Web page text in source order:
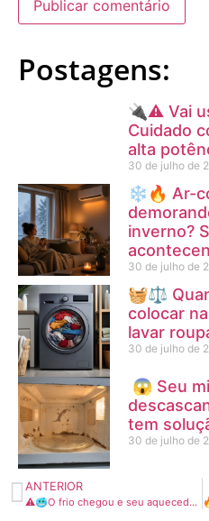
Postagens:
🔌⚠️ Vai
Cuidado
alta
30 de julho de
❄️🔥 Ar-
inverno?
30 de julho de
🧺⚖️
colocar
lavar
30 de julho de
😱 Seu
tem
30 de julho de
ANTERIOR
⚠️🥶O frio chegou e seu aquecedor elétrico não liga?🔥